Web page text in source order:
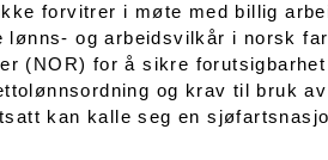
forvitrer i møte med billig
og arbeidsvilkår i norsk
(NOR) for å sikre
og krav til bruk
kan kalle seg en